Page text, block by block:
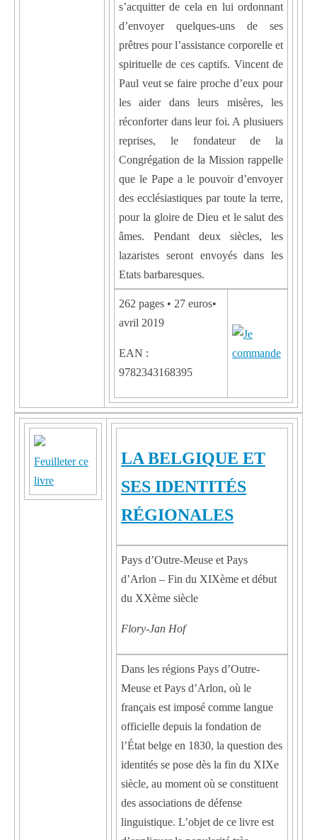
s’acquitter de cela en lui ordonnant
d’envoyer quelques-uns de ses
prêtres pour l’assistance corporelle et
spirituelle de ces captifs. Vincent de
Paul veut se faire proche d’eux pour
les aider dans leurs misères, les
réconforter dans leur foi. A plusiuers
reprises, le fondateur de la
Congrégation de la Mission rappelle
que le Pape a le pouvoir d’envoyer
des ecclésiastiques par toute la terre,
pour la gloire de Dieu et le salut des
âmes. Pendant deux siècles, les
lazaristes seront envoyés dans les
Etats barbaresques.
262 pages • 27 euros•
avril 2019
EAN :
9782343168395
Feuilleter ce
livre
LA BELGIQUE ET
SES IDENTITÉS
RÉGIONALES
Pays d’Outre-Meuse et Pays
d’Arlon – Fin du XIXème et début
du XXème siècle
Flory-Jan Hof
Dans les régions Pays d’Outre-
Meuse et Pays d’Arlon, où le
français est imposé comme langue
officielle depuis la fondation de
l’État belge en 1830, la question des
identités se pose dès la fin du XIXe
siècle, au moment où se constituent
des associations de défense
linguistique. L’objet de ce livre est